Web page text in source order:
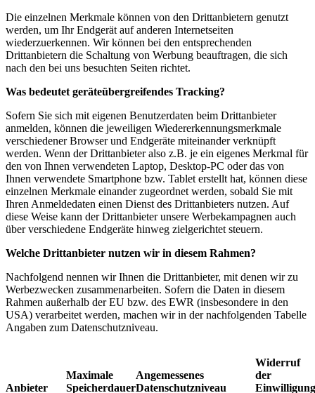
Die einzelnen Merkmale können von den Drittanbietern genutzt
werden, um Ihr Endgerät auf anderen Internetseiten
wiederzuerkennen. Wir können bei den entsprechenden
Drittanbietern die Schaltung von Werbung beauftragen, die sich
nach den bei uns besuchten Seiten richtet.
Was bedeutet geräteübergreifendes Tracking?
Sofern Sie sich mit eigenen Benutzerdaten beim Drittanbieter
anmelden, können die jeweiligen Wiedererkennungsmerkmale
verschiedener Browser und Endgeräte miteinander verknüpft
werden. Wenn der Drittanbieter also z.B. je ein eigenes Merkmal für
den von Ihnen verwendeten Laptop, Desktop-PC oder das von
Ihnen verwendete Smartphone bzw. Tablet erstellt hat, können diese
einzelnen Merkmale einander zugeordnet werden, sobald Sie mit
Ihren Anmeldedaten einen Dienst des Drittanbieters nutzen. Auf
diese Weise kann der Drittanbieter unsere Werbekampagnen auch
über verschiedene Endgeräte hinweg zielgerichtet steuern.
Welche Drittanbieter nutzen wir in diesem Rahmen?
Nachfolgend nennen wir Ihnen die Drittanbieter, mit denen wir zu
Werbezwecken zusammenarbeiten. Sofern die Daten in diesem
Rahmen außerhalb der EU bzw. des EWR (insbesondere in den
USA) verarbeitet werden, machen wir in der nachfolgenden Tabelle
Angaben zum Datenschutzniveau.
Anbieter
Maximale
Speicherdauer
Angemessenes
Datenschutzniveau
Widerruf
der
Einwilligung